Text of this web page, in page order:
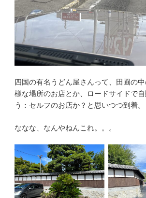
四国の有名うどん屋さんって、田圃の
様な場所のお店とか、ロードサイドで
う：セルフのお店か？と思いつつ到着。
ななな、なんやねんこれ。。。